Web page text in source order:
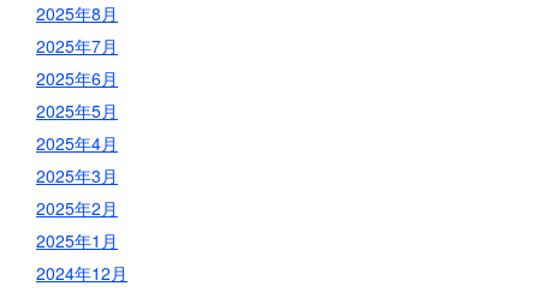
2025年8月
2025年7月
2025年6月
2025年5月
2025年4月
2025年3月
2025年2月
2025年1月
2024年12月